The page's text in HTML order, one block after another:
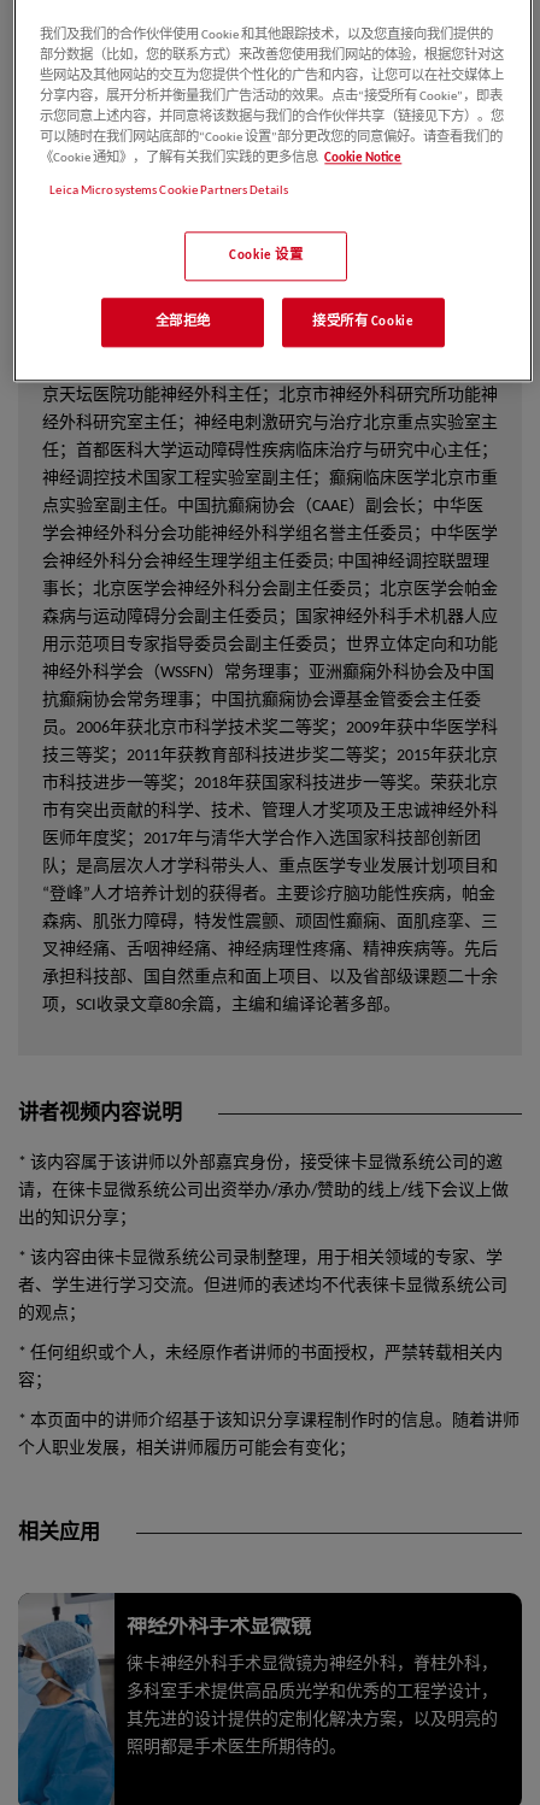
作者介绍
张建国
京天坛医院功能神经外科主任；北京市神经外科研究所功能神
经外科研究室主任；神经电刺激研究与治疗北京重点实验室主
任；首都医科大学运动障碍性疾病临床治疗与研究中心主任；
神经调控技术国家工程实验室副主任；癫痫临床医学北京市重
点实验室副主任。中国抗癫痫协会（CAAE）副会长；中华医
学会神经外科分会功能神经外科学组名誉主任委员；中华医学
会神经外科分会神经生理学组主任委员; 中国神经调控联盟理
事长；北京医学会神经外科分会副主任委员；北京医学会帕金
森病与运动障碍分会副主任委员；国家神经外科手术机器人应
用示范项目专家指导委员会副主任委员；世界立体定向和功能
神经外科学会（WSSFN）常务理事；亚洲癫痫外科协会及中国
抗癫痫协会常务理事；中国抗癫痫协会谭基金管委会主任委
员。2006年获北京市科学技术奖二等奖；2009年获中华医学科
技三等奖；2011年获教育部科技进步奖二等奖；2015年获北京
市科技进步一等奖；2018年获国家科技进步一等奖。荣获北京
市有突出贡献的科学、技术、管理人才奖项及王忠诚神经外科
医师年度奖；2017年与清华大学合作入选国家科技部创新团
队；是高层次人才学科带头人、重点医学专业发展计划项目和
“登峰”人才培养计划的获得者。主要诊疗脑功能性疾病，帕金
森病、肌张力障碍，特发性震颤、顽固性癫痫、面肌痉挛、三
叉神经痛、舌咽神经痛、神经病理性疼痛、精神疾病等。先后
承担科技部、国自然重点和面上项目、以及省部级课题二十余
项，SCI收录文章80余篇，主编和编译论著多部。
讲者视频内容说明
* 该内容属于该讲师以外部嘉宾身份，接受徕卡显微系统公司的邀
请，在徕卡显微系统公司出资举办/承办/赞助的线上/线下会议上做
出的知识分享；
* 该内容由徕卡显微系统公司录制整理，用于相关领域的专家、学
者、学生进行学习交流。但进师的表述均不代表徕卡显微系统公司
的观点；
* 任何组织或个人，未经原作者讲师的书面授权，严禁转载相关内
容；
* 本页面中的讲师介绍基于该知识分享课程制作时的信息。随着讲师
个人职业发展，相关讲师履历可能会有变化；
相关应用
神经外科手术显微镜
徕卡神经外科手术显微镜为神经外科，脊柱外科，
多科室手术提供高品质光学和优秀的工程学设计，
其先进的设计提供的定制化解决方案，以及明亮的
照明都是手术医生所期待的。
我们及我们的合作伙伴使用 Cookie 和其他跟踪技术，以及您直接向我们提供的
部分数据（比如，您的联系方式）来改善您使用我们网站的体验，根据您针对这
些网站及其他网站的交互为您提供个性化的广告和内容，让您可以在社交媒体上
分享内容，展开分析并衡量我们广告活动的效果。点击“接受所有 Cookie”，即表
示您同意上述内容，并同意将该数据与我们的合作伙伴共享（链接见下方）。您
可以随时在我们网站底部的“Cookie 设置”部分更改您的同意偏好。请查看我们的
《Cookie 通知》，了解有关我们实践的更多信息 Cookie Notice
Leica Microsystems Cookie Partners Details
Cookie 设置
全部拒绝 接受所有 Cookie